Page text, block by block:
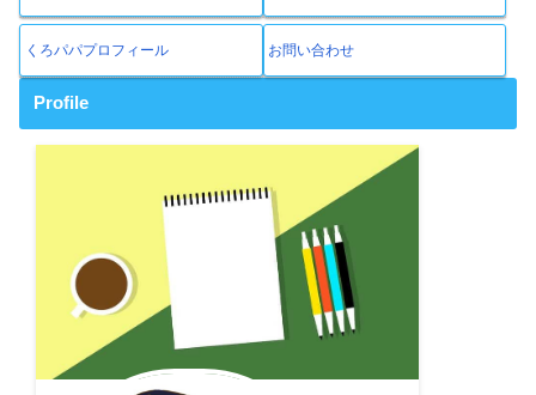
くろパパプロフィール お問い合わせ
Profile